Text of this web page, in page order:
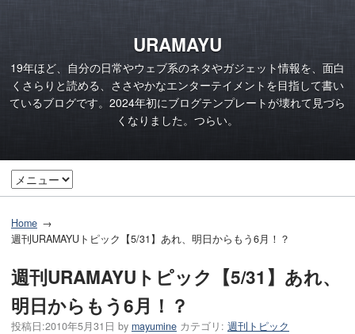
URAMAYU
19年ほど、自分の日常やウェブ系のネタやガジェット情報を、面白
くさらりと読める、ささやかなエンターテイメントを目指して書い
ているブログです。2024年初にブログテンプレートが壊れて見づら
くなりました。つらい。
Home
週刊URAMAYUトピック【5/31】あれ、明日からもう6月！？
週刊URAMAYUトピック【5/31】あれ、
明日からもう6月！？
投稿日:2010年5月31日 by mayumine カテゴリ: 週刊トピック